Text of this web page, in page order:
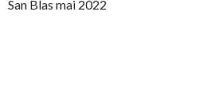
San Blas mai 2022